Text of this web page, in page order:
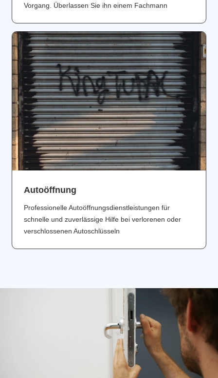
Vorgang. Überlassen Sie ihn einem Fachmann
Аutoöffnung
Professionelle Autoöffnungsdienstleistungen für
schnelle und zuverlässige Hilfe bei verlorenen oder
verschlossenen Autoschlüsseln